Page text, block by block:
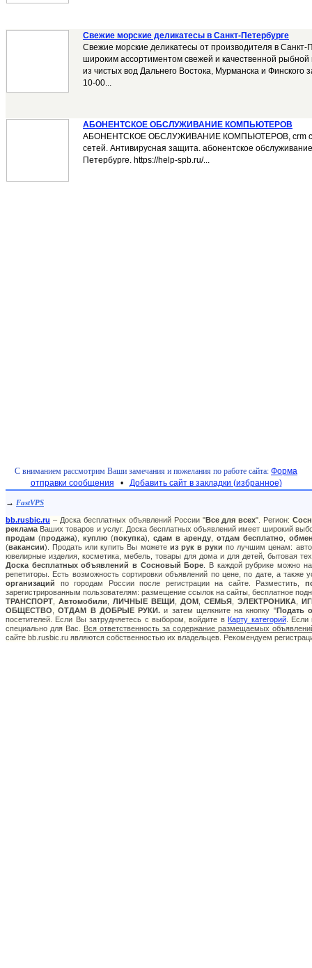
Свежие морские деликатесы в Санкт-Петербурге
Свежие морские деликатесы от производителя в
широким ассортиментом свежей и качественной
из чистых вод Дальнего Востока, Мурманска и Финского
10-00...
АБОНЕНТСКОЕ ОБСЛУЖИВАНИЕ КОМПЬЮТЕРОВ
АБОНЕНТСКОЕ ОБСЛУЖИВАНИЕ КОМПЬЮТЕРОВ, crm
сетей. Антивирусная защита. абонентское
Петербурге. https://help-spb.ru/...
С вниманием рассмотрим Ваши замечания и пожелания по работе сайта: Форма
отправки сообщения • Добавить сайт в закладки (избранное)
→ FastVPS
bb.rusbic.ru – Доска бесплатных объявлений России "Все для всех". Регион:
реклама Ваших товаров и услуг. Доска бесплатных объявлений имеет широкий
продам (продажа), куплю(покупка), сдам в аренду, отдам бесплатно,
(вакансии). Продать или купить Вы можете из рук в руки по лучшим ценам:
ювелирные изделия, косметика, мебель, товары для дома и для детей, бытовая
Доска бесплатных объявлений в Сосновый Боре . В каждой рубрике можно
репетиторы. Есть возможность сортировки объявлений по цене, по дате, а
организаций по городам России после регистрации на сайте. Разместить,
зарегистрированным пользователям: размещение ссылок на сайты, бесплатное
ТРАНСПОРТ
Автомобили ЛИЧНЫЕ ВЕЩИ ДОМ СЕМЬЯ ЭЛЕКТРОНИКА
ОБЩЕСТВО ,ОТДАМ В ДОБРЫЕ РУКИ. и затем щелкните на кнопку "Подать
посетителей. Если Вы затрудняетесь с выбором, войдите вКарту категорий. Если
специально для Вас. Вся ответственность за содержание размещаемых
сайте bb.rusbic.ru являются собственностью их владельцев. Рекомендуем